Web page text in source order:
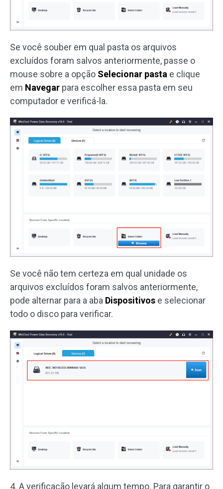
Se você souber em qual pasta os arquivos
excluídos foram salvos anteriormente, passe o
mouse sobre a opção Selecionar pasta e clique
em Navegar para escolher essa pasta em seu
computador e verificá-la.
Se você não tem certeza em qual unidade os
arquivos excluídos foram salvos anteriormente,
pode alternar para a aba Dispositivos e selecionar
todo o disco para verificar.
4. A verificação levará algum tempo. Para garantir o